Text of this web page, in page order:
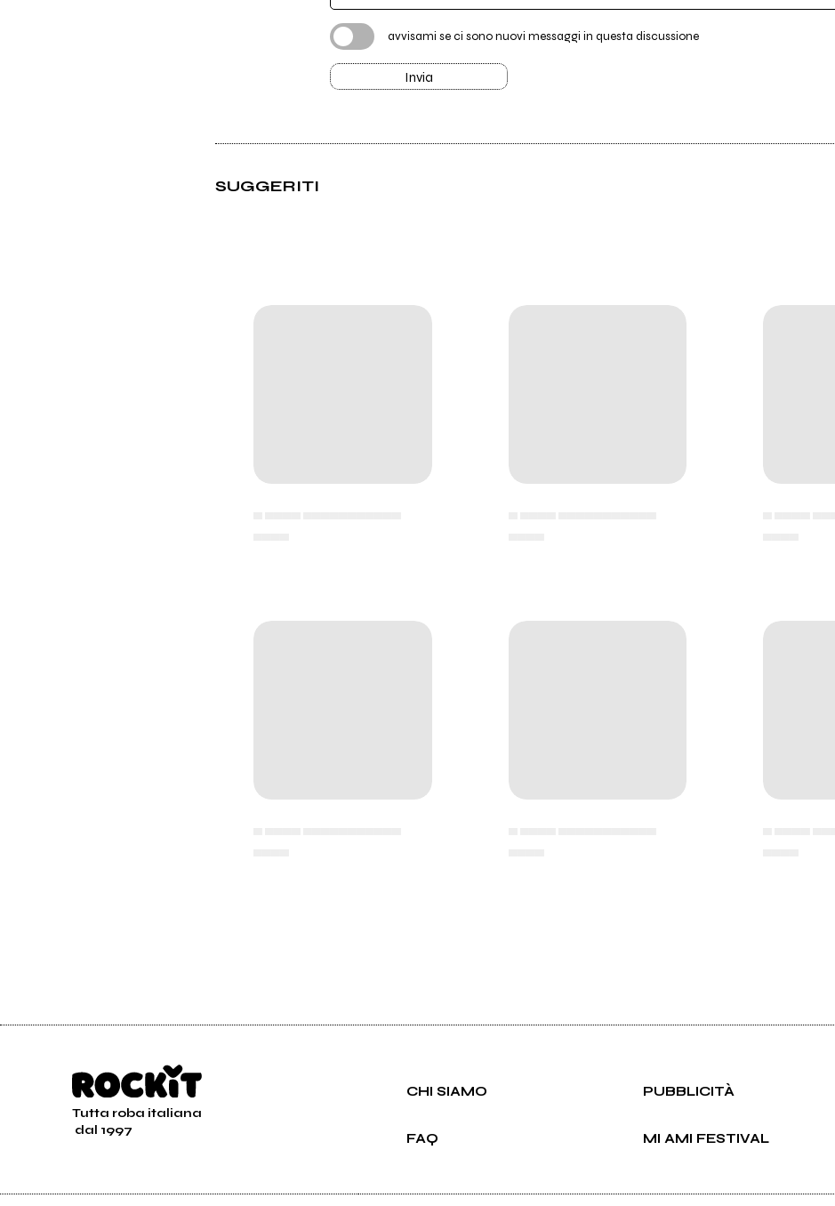
avvisami se ci sono nuovi messaggi in questa discussione
Invia
SUGGERITI
Tutta roba italiana
dal 1997
CHI SIAMO PUBBLICITÀ
FAQ MI AMI FESTIVAL